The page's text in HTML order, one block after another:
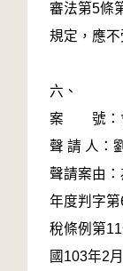
審法第5條
規定，應不
六、
案 號：
聲 請 人：
聲請案由
年度判字
稅條例第
國103年2